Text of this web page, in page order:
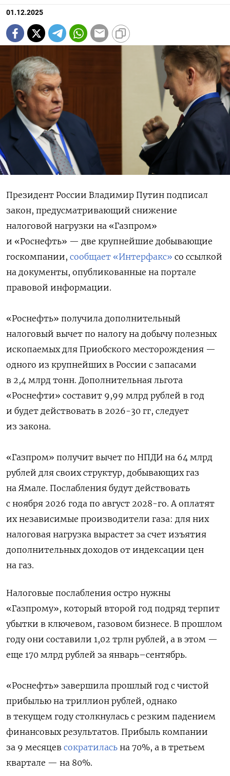
01.12.2025
Президент России Владимир Путин подписал
закон, предусматривающий снижение
налоговой нагрузки на «Газпром»
и «Роснефть» — две крупнейшие добывающие
госкомпании, сообщает «Интерфакс» со ссылкой
на документы, опубликованные на портале
правовой информации.
«Роснефть» получила дополнительный
налоговый вычет по налогу на добычу полезных
ископаемых для Приобского месторождения —
одного из крупнейших в России с запасами
в 2,4 млрд тонн. Дополнительная льгота
«Роснефти» составит 9,99 млрд рублей в год
и будет действовать в 2026-30 гг, следует
из закона.
«Газпром» получит вычет по НПДИ на 64 млрд
рублей для своих структур, добывающих газ
на Ямале. Послабления будут действовать
с ноября 2026 года по август 2028-го. А оплатят
их независимые производители газа: для них
налоговая нагрузка вырастет за счет изъятия
дополнительных доходов от индексации цен
на газ.
Налоговые послабления остро нужны
«Газпрому», который второй год подряд терпит
убытки в ключевом, газовом бизнесе. В прошлом
году они составили 1,02 трлн рублей, а в этом —
еще 170 млрд рублей за январь–сентябрь.
«Роснефть» завершила прошлый год с чистой
прибылью на триллион рублей, однако
в текущем году столкнулась с резким падением
финансовых результатов. Прибыль компании
за 9 месяцев сократилась на 70%, а в третьем
квартале — на 80%.